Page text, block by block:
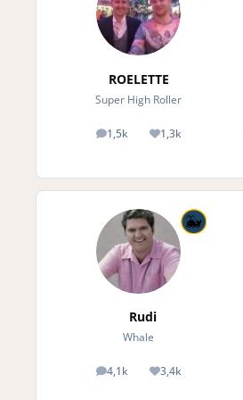
ROELETTE
Super High Roller
1,5k
posts 1,3k
Reputation
Rudi
Whale
4,1k
posts 3,4k
Reputation